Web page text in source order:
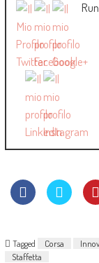
Tagged Corsa
Staffetta